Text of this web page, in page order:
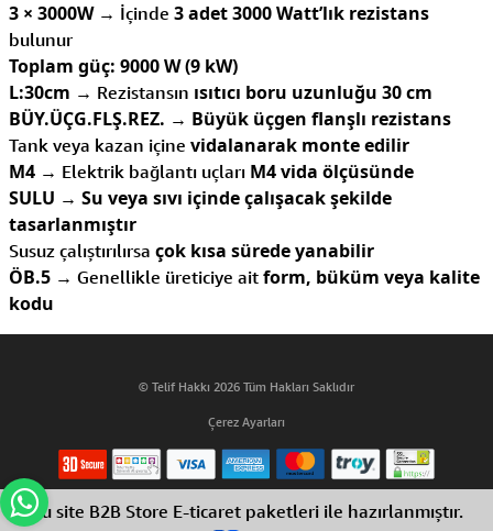
3 × 3000W→ İçinde 3 adet 3000 Watt’lık rezistans
bulunur
Toplam güç: 9000 W (9 kW)
L:30cm → Rezistansın ısıtıcı boru uzunluğu 30 cm
BÜY.ÜÇG.FLŞ.REZ. → Büyük üçgen flanşlı rezistans
Tank veya kazan içine vidalanarak monte edilir
M4 → Elektrik bağlantı uçları M4 vida ölçüsünde
SULU → Su veya sıvı içinde çalışacak şekilde
tasarlanmıştır
Susuz çalıştırılırsa çok kısa sürede yanabilir
ÖB.5 → Genellikle üreticiye ait form, büküm veya kalite
kodu
© Telif Hakkı 2026 Tüm Hakları Saklıdır
Çerez Ayarları
Bu site B2B Store E-ticaret paketleri ile hazırlanmıştır.